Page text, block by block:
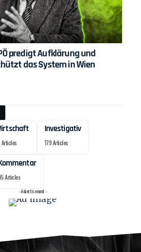
predigt Aufklärung und
das System in Wien
Investigativ
179 Articles
Articles
- Advertisement -